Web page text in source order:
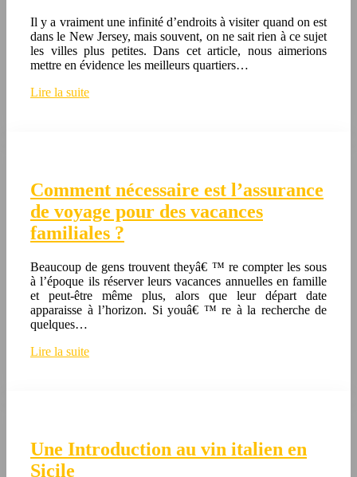
Il y a vraiment une infinité d’endroits à visiter quand on est
dans le New Jersey, mais souvent, on ne sait rien à ce sujet
les villes plus petites. Dans cet article, nous aimerions
mettre en évidence les meilleurs quartiers…
Lire la suite
Comment nécessaire est l’assurance
de voyage pour des vacances
familiales ?
Beaucoup de gens trouvent theyâ€ ™ re compter les sous
à l’époque ils réserver leurs vacances annuelles en famille
et peut-être même plus, alors que leur départ date
apparaisse à l’horizon. Si youâ€ ™ re à la recherche de
quelques…
Lire la suite
Une Introduction au vin italien en
Sicile